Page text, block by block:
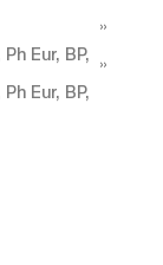
Eur, BP,
Eur, BP,